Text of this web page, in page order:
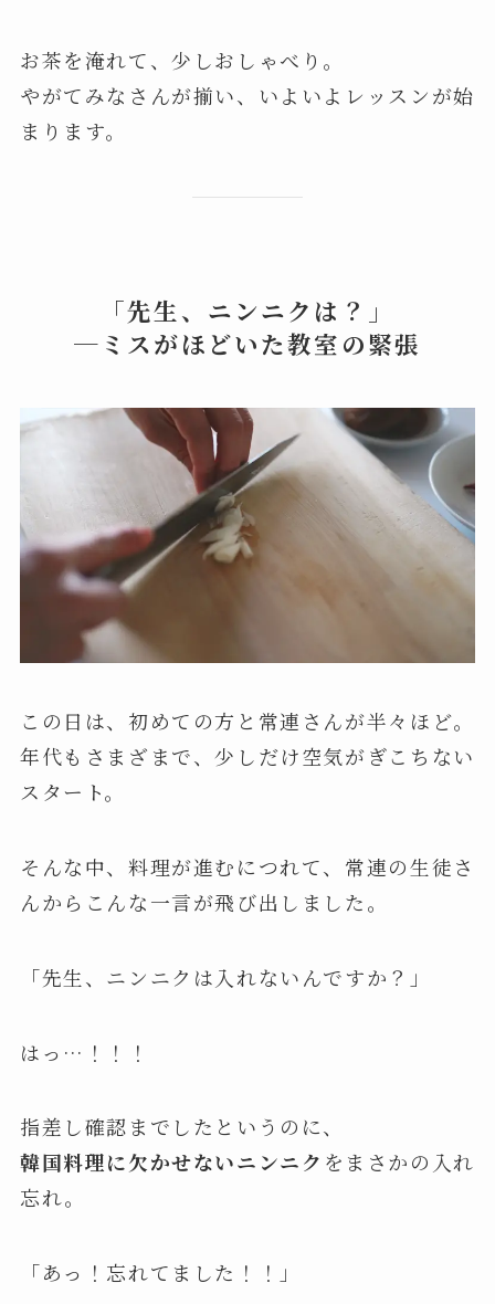
お茶を淹れて、少しおしゃべり。
やがてみなさんが揃い、いよいよレッスンが始
まります。
「先生、ニンニクは？」
─ミスがほどいた教室の緊張
この日は、初めての方と常連さんが半々ほど。
年代もさまざまで、少しだけ空気がぎこちない
スタート。
そんな中、料理が進むにつれて、常連の生徒さ
んからこんな一言が飛び出しました。
「先生、ニンニクは入れないんですか？」
はっ…！！！
指差し確認までしたというのに、
韓国料理に欠かせないニンニク をまさかの入れ
忘れ。
「あっ！忘れてました！！」